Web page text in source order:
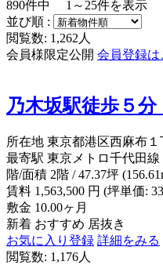
890件中 1～25件を表示
並び順 :
閲覧数: 1,262人
会員様限定公開 会員登録は
乃木坂駅徒歩５
所在地 東京都港区西麻布１
最寄駅 東京メトロ千代田
階/面積 2階 / 47.37坪
賃料 1,563,500 円 (坪単価:
敷金 10.00ヶ月
新着 おすすめ 居抜き
お気に入り登録 詳細をみる
閲覧数: 1,176人